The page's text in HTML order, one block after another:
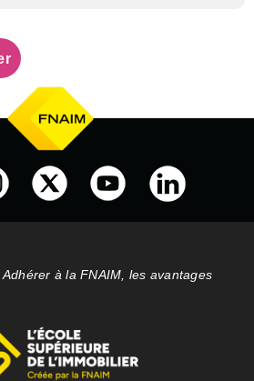
Adhérer à la FNAIM, les avantages